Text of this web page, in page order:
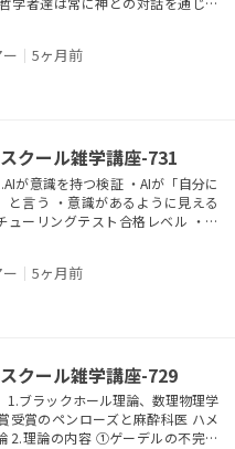
トン軸は真理は目に見えない世界
リストテレス軸は真理は目に見え
する 但し両者共に神肯定派 ・神否
｜ 5ヶ月前
クール雑学講座-731
が意識を持つ検証 ・AIが「自分に
と言う ・意識があるように見える
ューリングテスト合格レベル ・一
デルを持つ ・反復処理 ・グロー
ース ・統合性 ・ガーランドテスト
freescho...
｜ 5ヶ月前
クール雑学講座-729
1.ブラックホール理論、数理物理学
受賞のペンローズと麻酔科医 ハメ
2.理論の内容 ①ゲーデルの不完全